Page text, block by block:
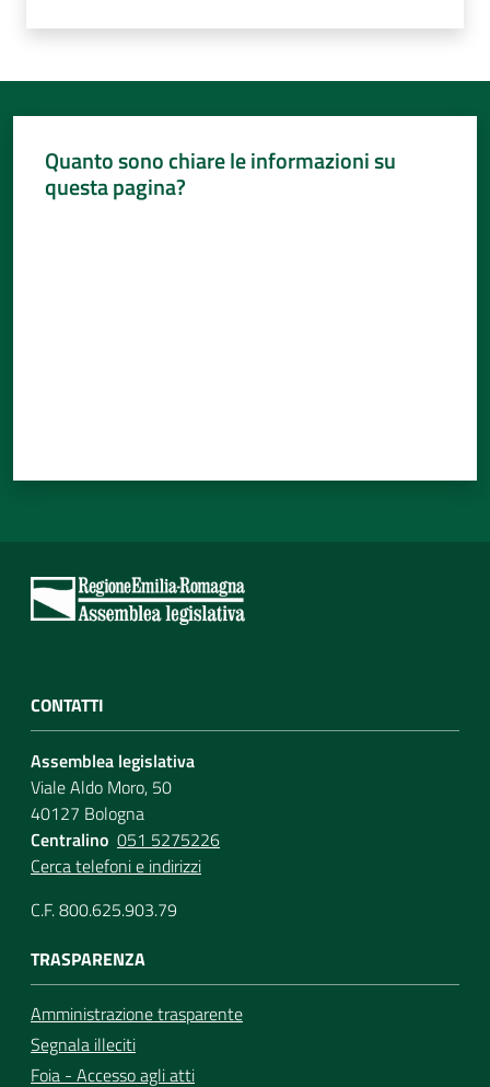
Quanto sono chiare le informazioni su
questa pagina?
CONTATTI
Assemblea legislativa
Viale Aldo Moro, 50
40127 Bologna
Centralino 051 5275226
Cerca telefoni e indirizzi
C.F. 800.625.903.79
TRASPARENZA
Amministrazione trasparente
Segnala illeciti
Foia - Accesso agli atti